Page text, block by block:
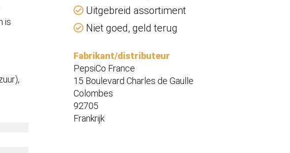
is
Uitgebreid assortiment
Niet goed, geld terug
Fabrikant/distributeur
PepsiCo France
15 Boulevard Charles de Gaulle
Colombes
92705
Frankrijk